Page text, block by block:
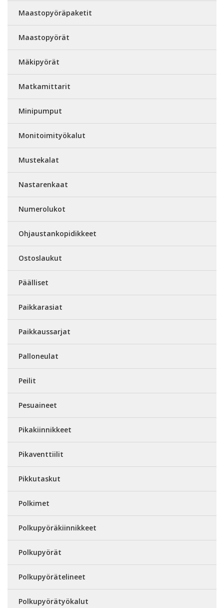
Maastopyöräpaketit
Maastopyörät
Mäkipyörät
Matkamittarit
Minipumput
Monitoimityökalut
Mustekalat
Nastarenkaat
Numerolukot
Ohjaustankopidikkeet
Ostoslaukut
Päälliset
Paikkarasiat
Paikkaussarjat
Palloneulat
Peilit
Pesuaineet
Pikakiinnikkeet
Pikaventtiilit
Pikkutaskut
Polkimet
Polkupyöräkiinnikkeet
Polkupyörät
Polkupyörätelineet
Polkupyörätyökalut